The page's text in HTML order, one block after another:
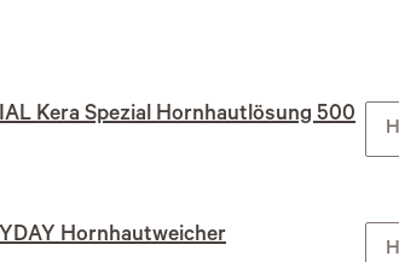
Kera Spezial Hornhautlösung 500
Hornhautweicher